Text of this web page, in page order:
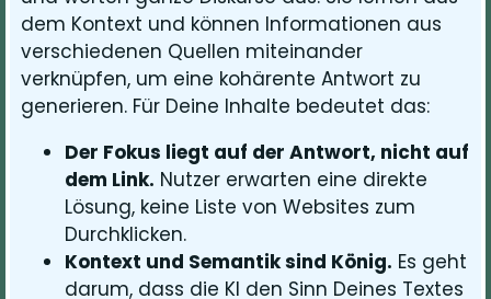
dem Kontext und können Informationen aus
verschiedenen Quellen miteinander
verknüpfen, um eine kohärente Antwort zu
generieren. Für Deine Inhalte bedeutet das:
Der Fokus liegt auf der Antwort, nicht auf
dem Link. Nutzer erwarten eine direkte
Lösung, keine Liste von Websites zum
Durchklicken.
Kontext und Semantik sind König. Es geht
darum, dass die KI den Sinn Deines Textes